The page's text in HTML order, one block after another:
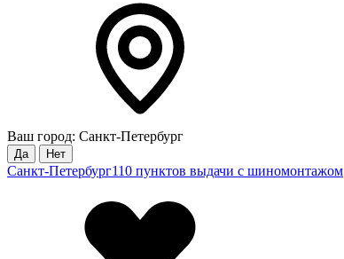
Ваш город: Санкт-Петербург
Да Нет
Санкт-Петербург110 пунктов выдачи с шиномонтажом